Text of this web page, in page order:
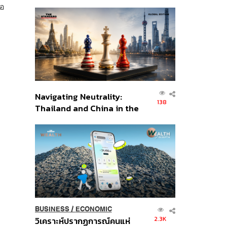
ส่วนยุทธศาสตร์ไทย –
อินโดนีเซีย
Navigating Neutrality:
Thailand and China in the
Order
138
BUSINESS/ ECONOMIC
วิเคราะห์ปรากฏการณ์คนแห่ 2.3K